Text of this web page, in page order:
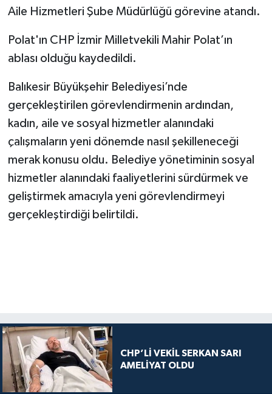
Aile Hizmetleri Şube Müdürlüğü görevine atandı.
Polat'ın CHP İzmir Milletvekili Mahir Polat’ın
ablası olduğu kaydedildi.
Balıkesir Büyükşehir Belediyesi’nde
gerçekleştirilen görevlendirmenin ardından,
kadın, aile ve sosyal hizmetler alanındaki
çalışmaların yeni dönemde nasıl şekilleneceği
merak konusu oldu. Belediye yönetiminin sosyal
hizmetler alanındaki faaliyetlerini sürdürmek ve
geliştirmek amacıyla yeni görevlendirmeyi
gerçekleştirdiği belirtildi.
CHP’Lİ VEKİL SERKAN SARI
AMELİYAT OLDU